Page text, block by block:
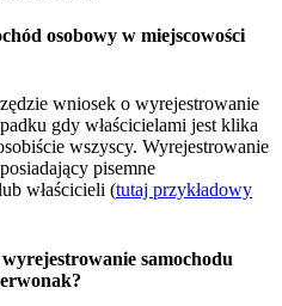
osobowy w miejscowości
wniosek o wyrejestrowanie
gdy właścicielami jest klika
wszyscy. Wyrejestrowanie
pisemne
właścicieli (tutaj przykładowy
samochodu